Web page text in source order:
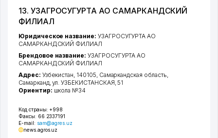
13. УЗАГРОСУГУРТА АО САМАРКАНДСКИЙ
ФИЛИАЛ
Код страны: +998
Факсы: 66 2337191
E-mail: sam@agres.uz
news.agros.uz
Юридическое название: УЗАГРОСУГУРТА АО
САМАРКАНДСКИЙ ФИЛИАЛ
Брендовое название: УЗАГРОСУГУРТА АО
САМАРКАНДСКИЙ ФИЛИАЛ
Адрес: Узбекистан, 140105, Самаркандская область
Самарканд ,ул. УЗБЕКИСТАНСКАЯ , 51
Ориентир: школа №34